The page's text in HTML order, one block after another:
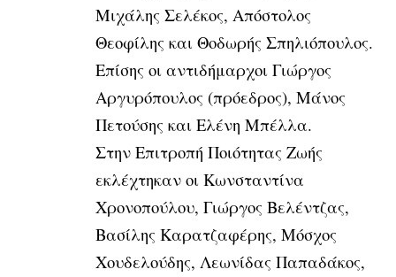
Μιχάλης Σελέκος, Απόστολος
Θεοφίλης και Θοδωρής Σπηλιόπουλος.
Επίσης οι αντιδήμαρχοι Γιώργος
Αργυρόπουλος (πρόεδρος), Μάνος
Πετούσης και Ελένη Μπέλλα.
Στην Επιτροπή Ποιότητας Ζωής
εκλέχτηκαν οι Κωνσταντίνα
Χρονοπούλου, Γιώργος Βελέντζας,
Βασίλης Καρατζαφέρης, Μόσχος
Χουδελούδης, Λεωνίδας Παπαδάκος,